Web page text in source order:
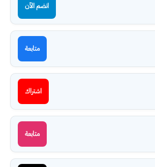
انضم الآن
متابعة
اشتراك
متابعة